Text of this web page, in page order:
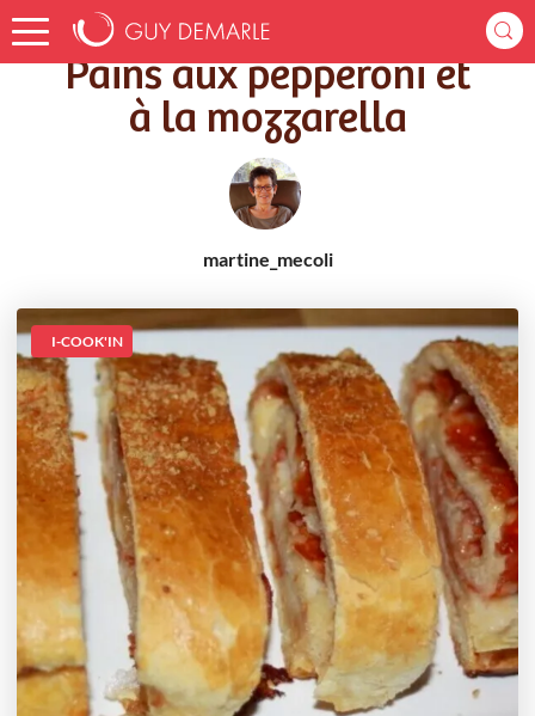
Accueil Recettes Pains aux pepperoni et à la mozzarella
Pains aux pepperoni et
à la mozzarella
martine_mecoli
I-COOK'IN